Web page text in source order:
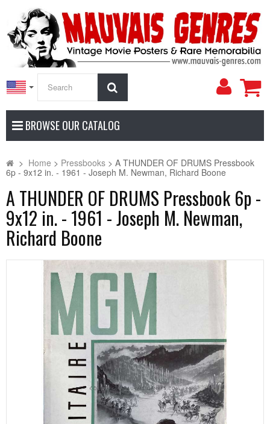
My
BROWSE OUR CATALOG
> Home > Pressbooks > A THUNDER OF DRUMS Pressbook
6p - 9x12 in. - 1961 - Joseph M. Newman, Richard Boone
A THUNDER OF DRUMS Pressbook 6p -
9x12 in. - 1961 - Joseph M. Newman,
Richard Boone